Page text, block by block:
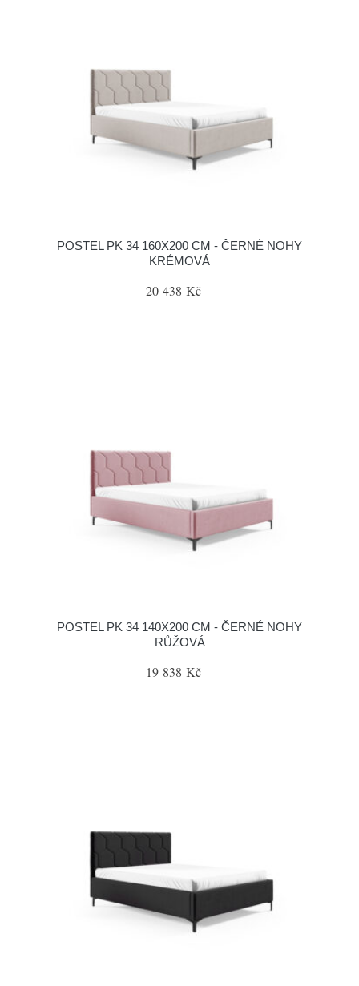
POSTEL PK 34 160X200 CM - ČERNÉ NOHY
KRÉMOVÁ
20 438 Kč
POSTEL PK 34 140X200 CM - ČERNÉ NOHY
RŮŽOVÁ
19 838 Kč